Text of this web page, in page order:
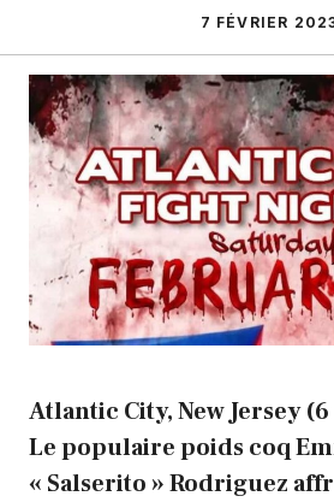
7 FÉVRIER
Atlantic City, New Jersey
Le populaire poids coq
« Salserito » Rodriguez